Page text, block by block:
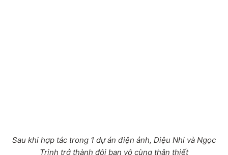
Sau khi hợp tác trong 1 dự án điện ảnh, Diệu Nhi và Ngọc
Trinh trở thành đôi bạn vô cùng thân thiết